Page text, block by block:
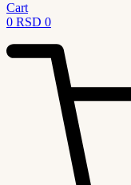
Cart
0 RSD 0